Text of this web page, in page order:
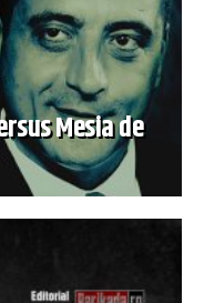
Mesia de